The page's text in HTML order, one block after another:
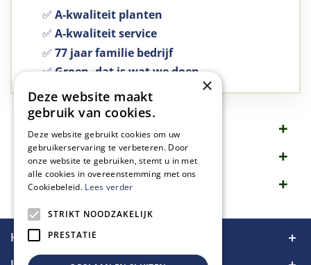
✅ A-kwaliteit planten
✅ A-kwaliteit service
✅ 77 jaar familie bedrijf
✅Groen, dat is wat we doen
Omschrijving
Specificaties
Merk
Handige links
×
Deze website maakt
gebruik van cookies.
Deze website gebruikt cookies om uw
gebruikerservaring te verbeteren. Door
onze website te gebruiken, stemt u in met
alle cookies in overeenstemming met ons
Cookiebeleid. Lees verder
STRIKT NOODZAKELIJK
PRESTATIE